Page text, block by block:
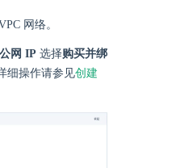
网络。
公网 IP 选择购买并绑
细操作请参见创建